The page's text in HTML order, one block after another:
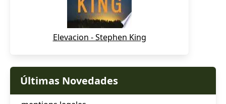
Elevacion - Stephen King
Últimas Novedades